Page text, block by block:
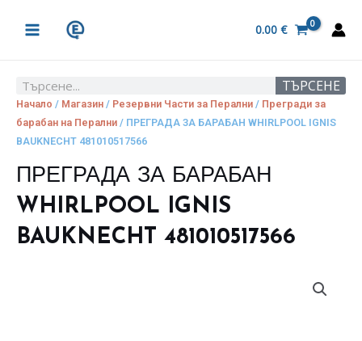
MENU
0.00 €
Search ТЪРСЕНЕ
Начало / Магазин / Резервни Части за Перални / Прегради за
барабан на Перални / ПРЕГРАДА ЗА БАРАБАН WHIRLPOOL IGNIS
BAUKNECHT 481010517566
ПРЕГРАДА ЗА БАРАБАН
WHIRLPOOL IGNIS
BAUKNECHT 481010517566